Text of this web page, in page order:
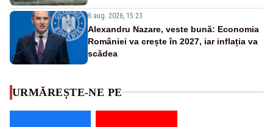
6 aug. 2026, 15:23
Alexandru Nazare, veste bună: Economia
României va crește în 2027, iar inflația va
scădea
URMĂREȘTE-NE PE